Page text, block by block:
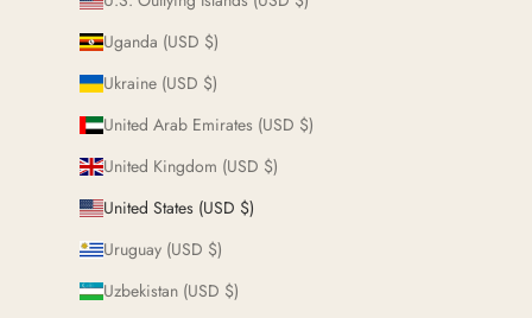
Uganda (USD $)
Ukraine (USD $)
United Arab Emirates (USD $)
United Kingdom (USD $)
United States (USD $)
Uruguay (USD $)
Uzbekistan (USD $)